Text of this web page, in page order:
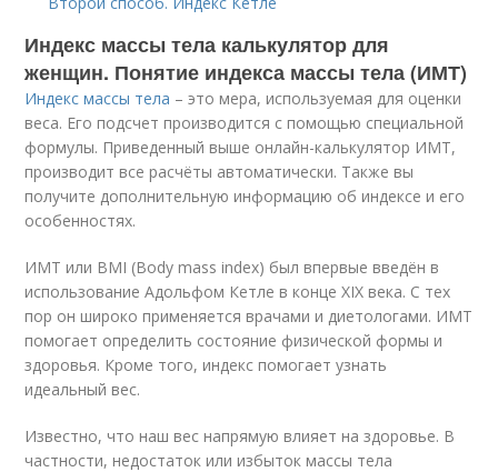
Индекс массы тела калькулятор для
женщин. Понятие индекса массы тела (ИМТ)
Индекс массы тела – это мера, используемая для оценки
веса. Его подсчет производится с помощью специальной
формулы. Приведенный выше онлайн-калькулятор ИМТ,
производит все расчёты автоматически. Также вы
получите дополнительную информацию об индексе и его
особенностях.
ИМТ или BMI (Body mass index) был впервые введён в
использование Адольфом Кетле в конце XIX века. С тех
пор он широко применяется врачами и диетологами. ИМТ
помогает определить состояние физической формы и
здоровья. Кроме того, индекс помогает узнать
идеальный вес.
Известно, что наш вес напрямую влияет на здоровье. В
частности, недостаток или избыток массы тела